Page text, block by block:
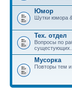
Юмор
Шутки юмора
Тех. отдел
Вопросы по
сущестующих...
Мусорка
Повторы тем